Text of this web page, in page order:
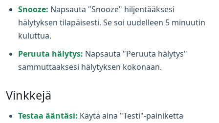
Snooze: Napsauta "Snooze" hiljentääksesi
hälytyksen tilapäisesti. Se soi uudelleen 5 minuutin
kuluttua.
Peruuta hälytys: Napsauta "Peruuta hälytys"
sammuttaaksesi hälytyksen kokonaan.
Vinkkejä
Testaa ääntäsi: Käytä aina "Testi"-painiketta